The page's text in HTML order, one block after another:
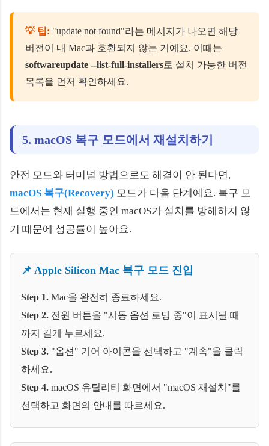
💡 팁: "update not found"라는 메시지가 나오면 해당
버전이 내 Mac과 호환되지 않는 거예요. 이때는
softwareupdate --list-full-installers로 설치 가능한 버전
목록을 먼저 확인하세요.
5. macOS 복구 모드에서 재설치하기
안전 모드와 터미널 방법으로도 해결이 안 된다면,
macOS 복구(Recovery) 모드가 다음 단계예요. 복구 모
드에서는 현재 실행 중인 macOS가 설치를 방해하지 않
기 때문에 성공률이 높아요.
📌 Apple Silicon Mac 복구 모드 진입
Step 1. Mac을 완전히 종료하세요.
Step 2. 전원 버튼을 "시동 옵션 로딩 중"이 표시될 때
까지 길게 누르세요.
Step 3. "옵션" 기어 아이콘을 선택하고 "계속"을 클릭
하세요.
Step 4. macOS 유틸리티 화면에서 "macOS 재설치"를
선택하고 화면의 안내를 따르세요.